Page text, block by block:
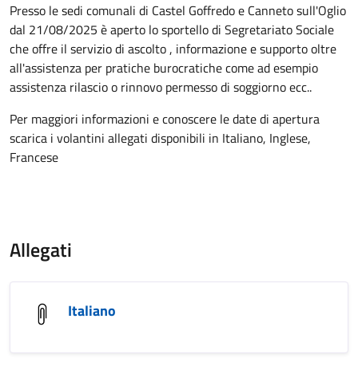
Presso le sedi comunali di Castel Goffredo e Canneto sull'Oglio
dal 21/08/2025 è aperto lo sportello di Segretariato Sociale
che offre il servizio di ascolto , informazione e supporto oltre
all'assistenza per pratiche burocratiche come ad esempio
assistenza rilascio o rinnovo permesso di soggiorno ecc..
Per maggiori informazioni e conoscere le date di apertura
scarica i volantini allegati disponibili in Italiano, Inglese,
Francese
Allegati
Italiano